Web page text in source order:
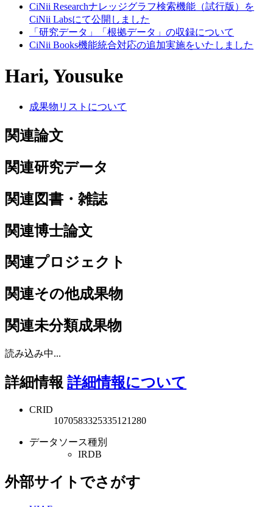
CiNii Researchナレッジグラフ検索機能（試行版）を
CiNii Labsにて公開しました
「研究データ」「根拠データ」の収録について
CiNii Books機能統合対応の追加実施をいたしました
Hari, Yousuke
成果物リストについて
関連論文
関連研究データ
関連図書・雑誌
関連博士論文
関連プロジェクト
関連その他成果物
関連未分類成果物
読み込み中...
詳細情報 詳細情報について
CRID
1070583325335121280
データソース種別
IRDB
外部サイトでさがす